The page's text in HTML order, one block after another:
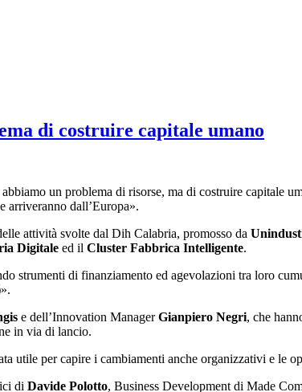
di costruire capitale umano
un problema di risorse, ma di costruire capitale
arriveranno dall’Europa».
attività svolte dal Dih Calabria, promosso da
Digitale ed il Cluster Fabbrica Intelligente.
strumenti di finanziamento ed agevolazioni tra loro
e dell’Innovation ManagerGianpiero Negri, che
in via di lancio.
utile per capire i cambiamenti anche organizzativi e le
di Davide Polotto, Business Development di Made